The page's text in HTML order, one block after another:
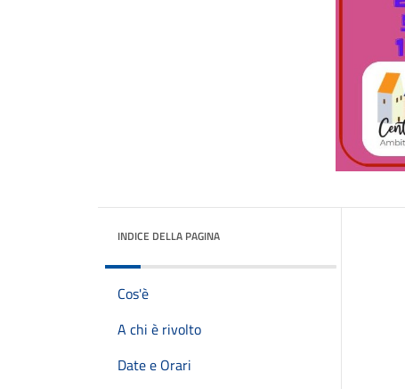
INDICE DELLA PAGINA
Cos'è
A chi è rivolto
Date e Orari